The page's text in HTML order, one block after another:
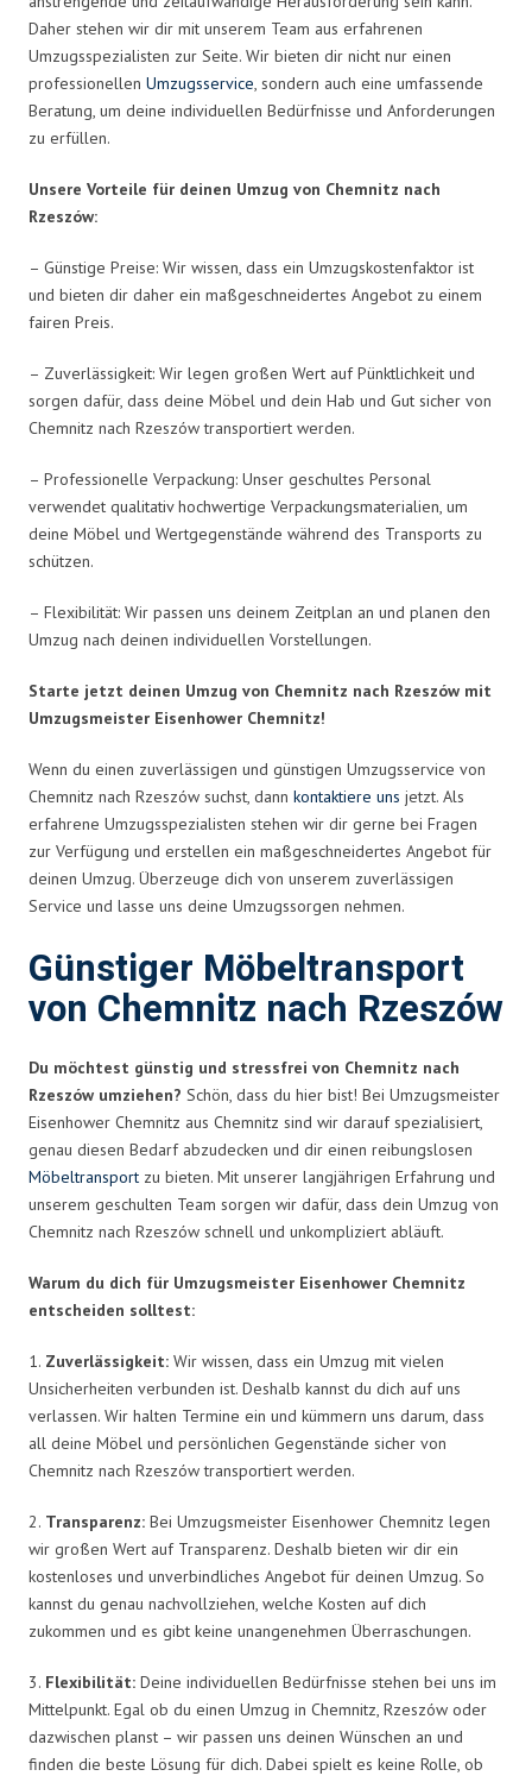
Daher stehen wir dir mit unserem Team aus erfahrenen
Umzugsspezialisten zur Seite. Wir bieten dir nicht nur einen
professionellen Umzugsservice, sondern auch eine umfassende
Beratung, um deine individuellen Bedürfnisse und Anforderungen
zu erfüllen.
Unsere Vorteile für deinen Umzug von Chemnitz nach
Rzeszów:
– Günstige Preise: Wir wissen, dass ein Umzugskostenfaktor ist
und bieten dir daher ein maßgeschneidertes Angebot zu einem
fairen Preis.
– Zuverlässigkeit: Wir legen großen Wert auf Pünktlichkeit und
sorgen dafür, dass deine Möbel und dein Hab und Gut sicher von
Chemnitz nach Rzeszów transportiert werden.
– Professionelle Verpackung: Unser geschultes Personal
verwendet qualitativ hochwertige Verpackungsmaterialien, um
deine Möbel und Wertgegenstände während des Transports zu
schützen.
– Flexibilität: Wir passen uns deinem Zeitplan an und planen den
Umzug nach deinen individuellen Vorstellungen.
Starte jetzt deinen Umzug von Chemnitz nach Rzeszów mit
Umzugsmeister Eisenhower Chemnitz!
Wenn du einen zuverlässigen und günstigen Umzugsservice von
Chemnitz nach Rzeszów suchst, dann kontaktiere uns jetzt. Als
erfahrene Umzugsspezialisten stehen wir dir gerne bei Fragen
zur Verfügung und erstellen ein maßgeschneidertes Angebot für
deinen Umzug. Überzeuge dich von unserem zuverlässigen
Service und lasse uns deine Umzugssorgen nehmen.
Günstiger Möbeltransport
von Chemnitz nach Rzeszów
Du möchtest günstig und stressfrei von Chemnitz nach
Rzeszów umziehen? Schön, dass du hier bist! Bei Umzugsmeister
Eisenhower Chemnitz aus Chemnitz sind wir darauf spezialisiert,
genau diesen Bedarf abzudecken und dir einen reibungslosen
Möbeltransport zu bieten. Mit unserer langjährigen Erfahrung und
unserem geschulten Team sorgen wir dafür, dass dein Umzug von
Chemnitz nach Rzeszów schnell und unkompliziert abläuft.
Warum du dich für Umzugsmeister Eisenhower Chemnitz
entscheiden solltest:
1. Zuverlässigkeit: Wir wissen, dass ein Umzug mit vielen
Unsicherheiten verbunden ist. Deshalb kannst du dich auf uns
verlassen. Wir halten Termine ein und kümmern uns darum, dass
all deine Möbel und persönlichen Gegenstände sicher von
Chemnitz nach Rzeszów transportiert werden.
2. Transparenz: Bei Umzugsmeister Eisenhower Chemnitz legen
wir großen Wert auf Transparenz. Deshalb bieten wir dir ein
kostenloses und unverbindliches Angebot für deinen Umzug. So
kannst du genau nachvollziehen, welche Kosten auf dich
zukommen und es gibt keine unangenehmen Überraschungen.
3. Flexibilität: Deine individuellen Bedürfnisse stehen bei uns im
Mittelpunkt. Egal ob du einen Umzug in Chemnitz, Rzeszów oder
dazwischen planst – wir passen uns deinen Wünschen an und
finden die beste Lösung für dich. Dabei spielt es keine Rolle, ob